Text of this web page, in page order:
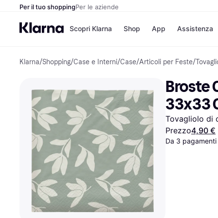
Per il tuo shoppingPer le aziende
Scopri Klarna
Opzioni di
Paga ora
Paga in 3 rate
Paga dopo 30 giorni
Finanziamento
Shop
Negozi
Unieuro
Media
eBay
Zalando
App Assistenza
Klarna/Shopping/Case e Interni/Case/Articoli per Feste/
Broste
33x33
Tovagliolo di
Prezzo4,90 €
Da 3